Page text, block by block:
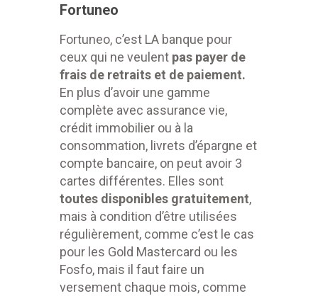
Fortuneo
Fortuneo, c’est LA banque pour
ceux qui ne veulent pas payer de
frais de retraits et de paiement.
En plus d’avoir une gamme
complète avec assurance vie,
crédit immobilier ou à la
consommation, livrets d’épargne et
compte bancaire, on peut avoir 3
cartes différentes. Elles sont
toutes disponibles gratuitement,
mais à condition d’être utilisées
régulièrement, comme c’est le cas
pour les Gold Mastercard ou les
Fosfo, mais il faut faire un
versement chaque mois, comme